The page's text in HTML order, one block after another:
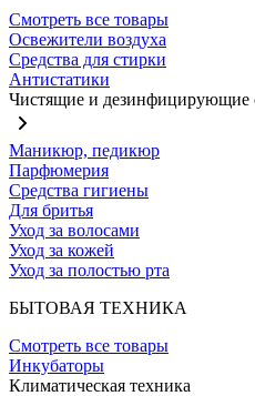
Смотреть все товары
Освежители воздуха
Средства для стирки
Антистатики
Чистящие и дезинфицирующие
Маникюр, педикюр
Парфюмерия
Средства гигиены
Для бритья
Уход за волосами
Уход за кожей
Уход за полостью рта
БЫТОВАЯ ТЕХНИКА
Смотреть все товары
Инкубаторы
Климатическая техника